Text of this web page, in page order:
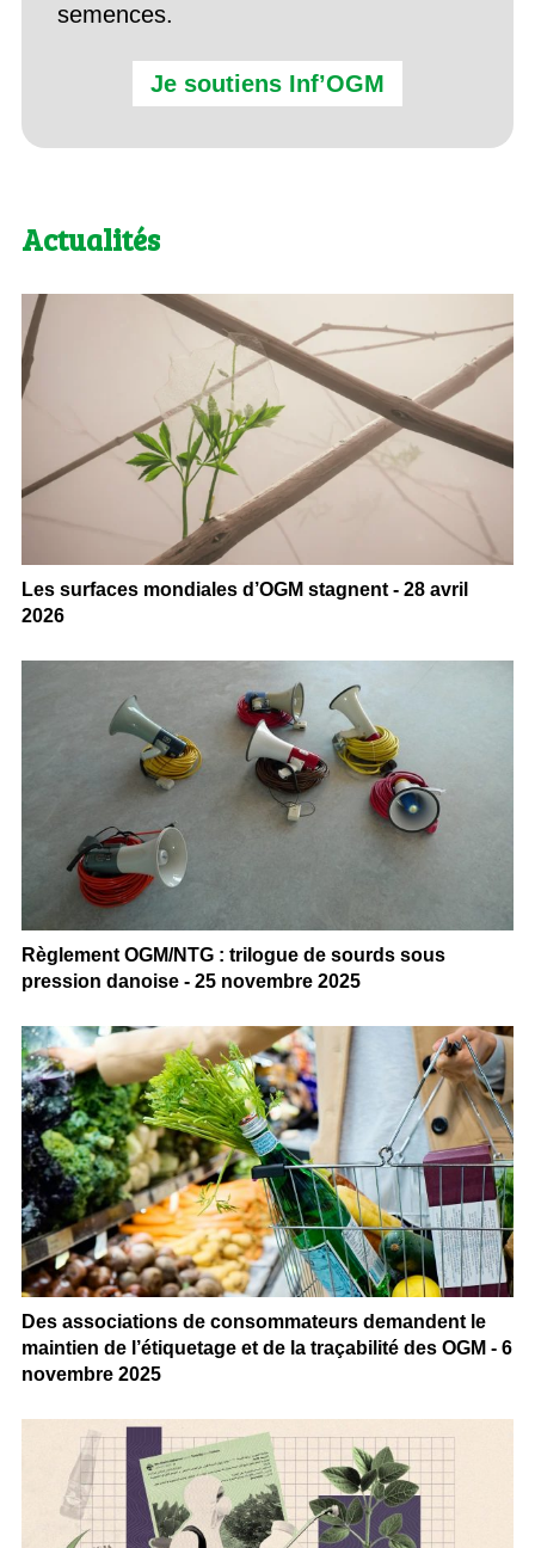
semences.
Je soutiens Inf’OGM
Actualités
Les surfaces mondiales d’OGM stagnent - 28 avril
2026
Règlement OGM/NTG : trilogue de sourds sous
pression danoise - 25 novembre 2025
Des associations de consommateurs demandent le
maintien de l’étiquetage et de la traçabilité des OGM - 6
novembre 2025